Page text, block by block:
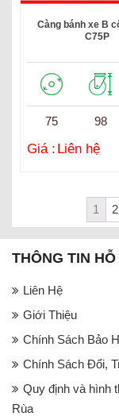
Càng bánh xe B
C75P
75 98
Giá : Liên hệ
1 2
THÔNG TIN
Liên Hệ
Giới Thiệu
Chính Sách Bảo
Chính Sách Đổi,
Quy định và hình
Rùa